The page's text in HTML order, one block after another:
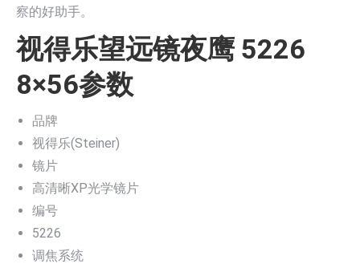
察的好助手。
视得乐望远镜夜鹰 5226
8×56参数
品牌
视得乐(Steiner)
镜片
高清晰XP光学镜片
编号
5226
调焦系统